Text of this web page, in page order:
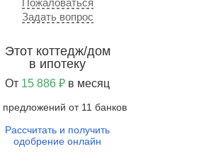
Пожаловаться
Задать вопрос
Этот коттедж/дом
в ипотеку
От 15 886 ₽ в месяц
предложений от 11 банков
Рассчитать и получить
одобрение онлайн